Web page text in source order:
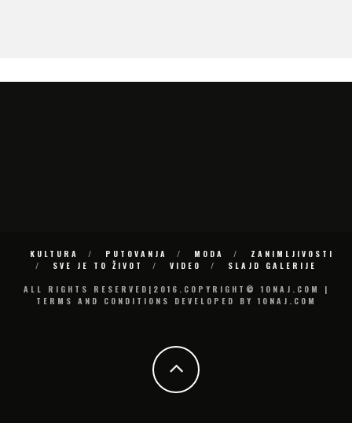
KULTURA PUTOVANJA MODA
ZANIMLJIVOSTI
SVE JE TO ŽIVOT
VIDEO
SLAJD GALERIJE
ALL RIGHTS RESERVED|2016.COPYRIGHT© 10NAJ.COM |
TERMS AND CONDITIONS DEVELOPED BY 10NAJ.COM